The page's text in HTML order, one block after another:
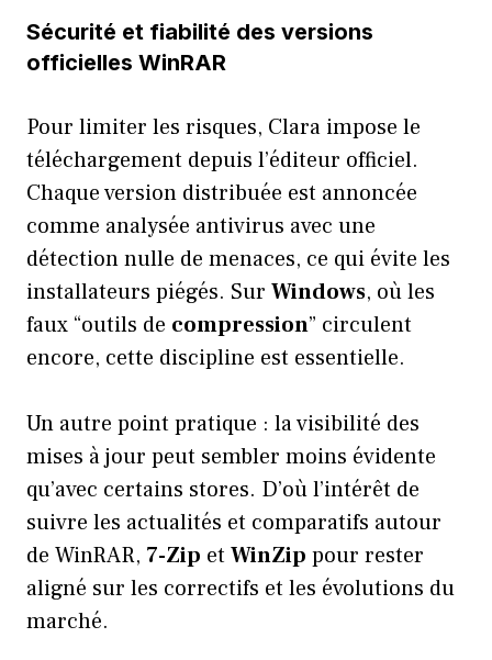
Sécurité et fiabilité des versions
officielles WinRAR
Pour limiter les risques, Clara impose le
téléchargement depuis l’éditeur officiel.
Chaque version distribuée est annoncée
comme analysée antivirus avec une
détection nulle de menaces, ce qui évite les
installateurs piégés. Sur Windows, où les
faux “outils de compression” circulent
encore, cette discipline est essentielle.
Un autre point pratique : la visibilité des
mises à jour peut sembler moins évidente
qu’avec certains stores. D’où l’intérêt de
suivre les actualités et comparatifs autour
de WinRAR, 7-Zip etWinZip pour rester
aligné sur les correctifs et les évolutions du
marché.